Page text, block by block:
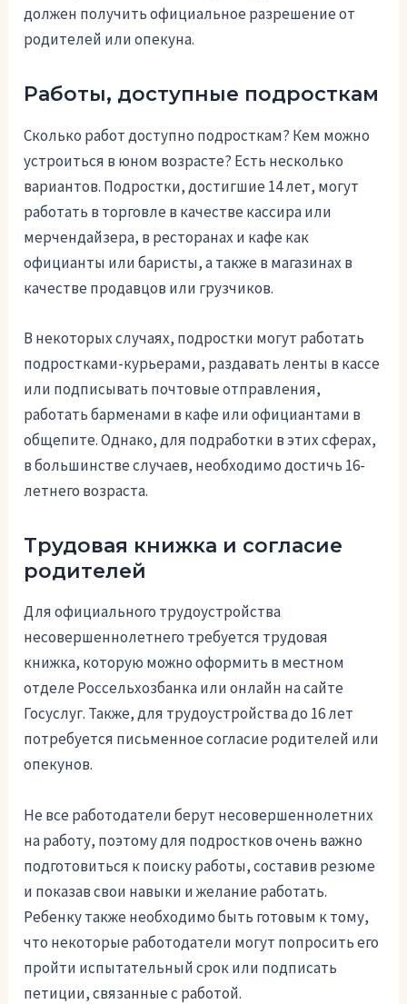
должен получить официальное разрешение от
родителей или опекуна.
Работы, доступные подросткам
Сколько работ доступно подросткам? Кем можно
устроиться в юном возрасте? Есть несколько
вариантов. Подростки, достигшие 14 лет, могут
работать в торговле в качестве кассира или
мерчендайзера, в ресторанах и кафе как
официанты или баристы, а также в магазинах в
качестве продавцов или грузчиков.
В некоторых случаях, подростки могут работать
подростками-курьерами, раздавать ленты в кассе
или подписывать почтовые отправления,
работать барменами в кафе или официантами в
общепите. Однако, для подработки в этих сферах,
в большинстве случаев, необходимо достичь 16-
летнего возраста.
Трудовая книжка и согласие
родителей
Для официального трудоустройства
несовершеннолетнего требуется трудовая
книжка, которую можно оформить в местном
отделе Россельхозбанка или онлайн на сайте
Госуслуг. Также, для трудоустройства до 16 лет
потребуется письменное согласие родителей или
опекунов.
Не все работодатели берут несовершеннолетних
на работу, поэтому для подростков очень важно
подготовиться к поиску работы, составив резюме
и показав свои навыки и желание работать.
Ребенку также необходимо быть готовым к тому,
что некоторые работодатели могут попросить его
пройти испытательный срок или подписать
петиции, связанные с работой.